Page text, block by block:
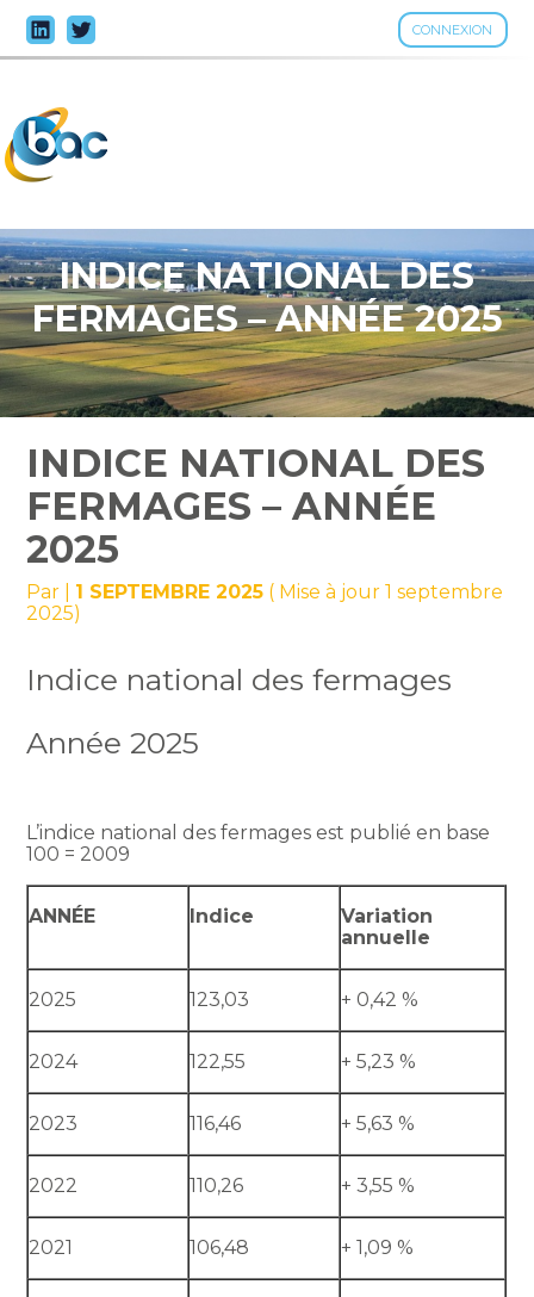
CONNEXION
Aller
au
INDICE NATIONAL DES
FERMAGES – ANNÉE 2025
INDICE NATIONAL DES
FERMAGES – ANNÉE
2025
Par 1 SEPTEMBRE 2025 ( Mise à jour 1 septembre
2025)
Indice national des fermages
Année 2025
L’indice national des fermages est publié en base
100 = 2009
ANNÉE Indice
Variation
annuelle
2025 123,03 + 0,42 %
2024 122,55 + 5,23 %
2023 116,46 + 5,63 %
2022 110,26 + 3,55 %
2021 106,48 + 1,09 %